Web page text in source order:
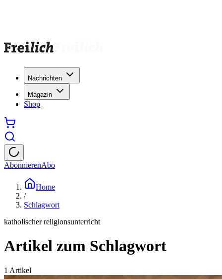
Nachrichten
Magazin
Shop
AbonnierenAbo
Home
/
Schlagwort
katholischer religionsunterricht
Artikel zum Schlagwort
1 Artikel